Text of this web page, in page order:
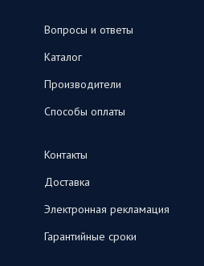
Вопросы и ответы
Каталог
Производители
Способы оплаты
Контакты
Доставка
Электронная рекламация
Гарантийные сроки